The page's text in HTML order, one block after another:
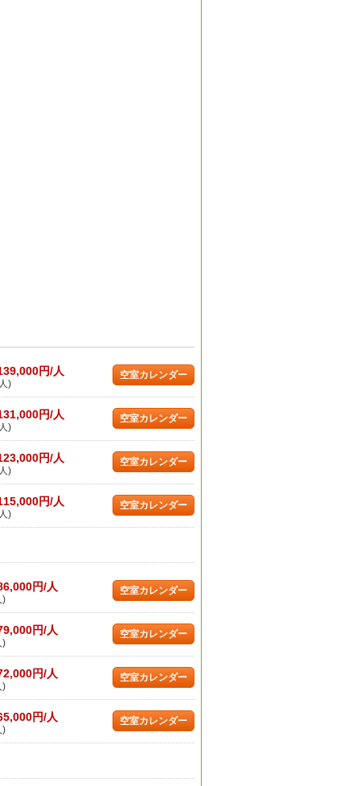
円/人
)
空室カレンダー
円/人
)
空室カレンダー
円/人
)
空室カレンダー
円/人
)
空室カレンダー
円/人
)
空室カレンダー
円/人
)
空室カレンダー
円/人
)
空室カレンダー
円/人
)
空室カレンダー